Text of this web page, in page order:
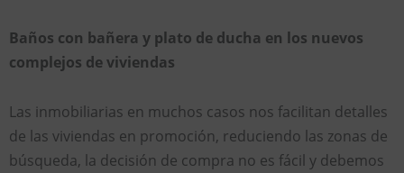
Baños con bañera y plato de ducha en los nuevos
complejos de viviendas
Las inmobiliarias en muchos casos nos facilitan detalles
de las viviendas en promoción, reduciendo las zonas de
búsqueda, la decisión de compra no es fácil y debemos